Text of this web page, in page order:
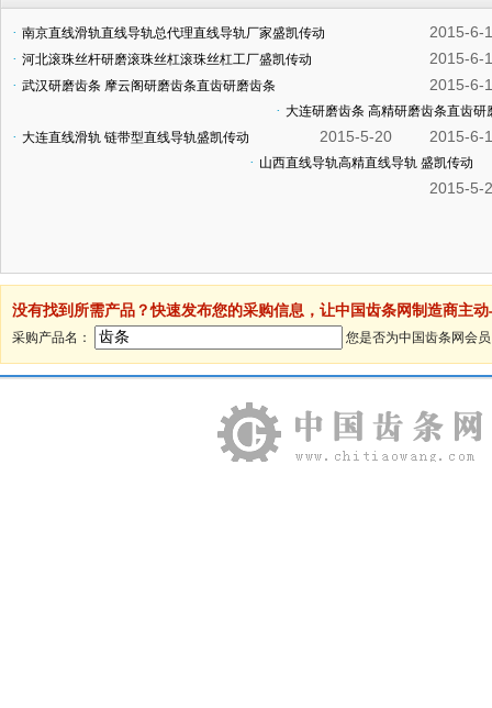
· 南京直线滑轨直线导轨总代理直线导轨厂家盛凯传动 2015-6-
· 河北滚珠丝杆研磨滚珠丝杠滚珠丝杠工厂盛凯传动 2015-6-
· 武汉研磨齿条 摩云阁研磨齿条直齿研磨齿条 2015-6-
· 大连研磨齿条 高精研磨齿条直齿研
2015-6-
· 大连直线滑轨 链带型直线导轨盛凯传动 2015-5-20
· 山西直线导轨高精直线导轨 盛凯传动
2015-5-
没有找到所需产品？快速发布您的采购信息，让中国齿条网制造商主
采购产品名： 您是否为中国齿条网会